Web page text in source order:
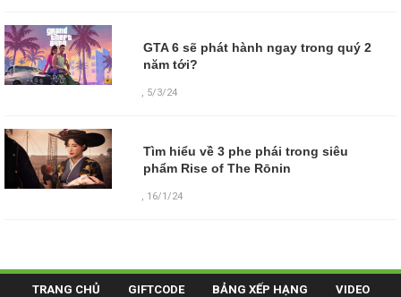
GTA 6 sẽ phát hành ngay trong quý 2
năm tới?
, 5/3/24
Tìm hiểu về 3 phe phái trong siêu
phẩm Rise of The Rōnin
, 16/1/24
TRANG CHỦ GIFTCODE BẢNG XẾP HẠNG VIDEO